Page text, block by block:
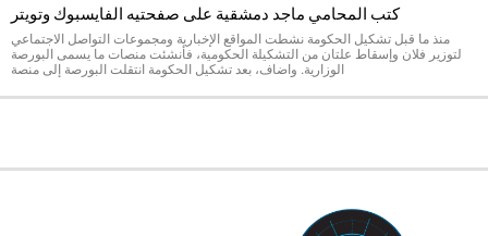
كتب المحامي ماجد دمشقية على صفحتيه الفايسبوك وتويتر
منذ ما قبل تشكيل الحكومة نشطت المواقع الإخبارية ومجموعات التواصل الاجتماعي
لتوزير فلان وإسقاط علتان من التشكيلة الحكومية، فأنشئت منصات ما يسمى البورصة
الوزارية. واضاف، بعد تشكيل الحكومة انتقلت البورصة إلى منصة